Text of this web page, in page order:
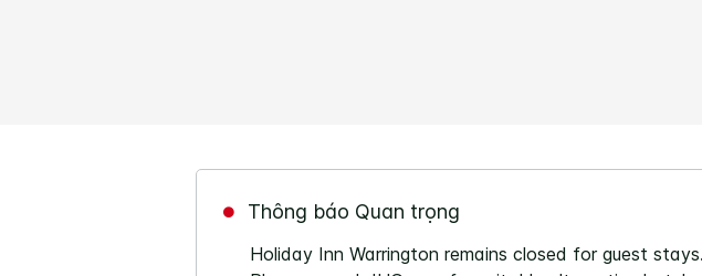
Thông báo Quan trọng
Holiday Inn Warrington remains closed for guest stays.